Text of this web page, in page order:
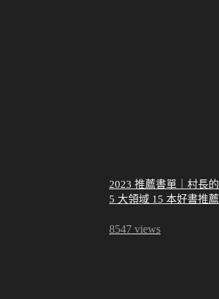
2023 推薦書單｜村長的
5 大領域 15 本好書推薦
8547 views